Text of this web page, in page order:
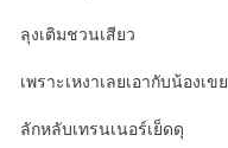
ลุงเติมชวนเสียว
เพราะเหงาเลยเอากับน้องเขย
ลักหลับเทรนเนอร์เย็ดดุ